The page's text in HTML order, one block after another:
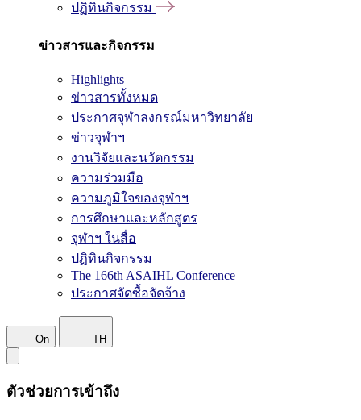
ปฏิทินกิจกรรม
ข่าวสารและกิจกรรม
Highlights
ข่าวสารทั้งหมด
ประกาศจุฬาลงกรณ์มหาวิทยาลัย
ข่าวจุฬาฯ
งานวิจัยและนวัตกรรม
ความร่วมมือ
ความภูมิใจของจุฬาฯ
การศึกษาและหลักสูตร
จุฬาฯ ในสื่อ
ปฏิทินกิจกรรม
The 166th ASAIHL Conference
ประกาศจัดซื้อจัดจ้าง
On TH
ตัวช่วยการเข้าถึง